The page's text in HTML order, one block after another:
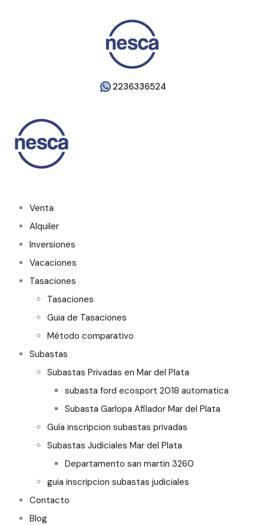
2236336524
Venta
Alquiler
Inversiones
Vacaciones
Tasaciones
Tasaciones
Guia de Tasaciones
Método comparativo
Subastas
Subastas Privadas en Mar del Plata
subasta ford ecosport 2018 automatica
Subasta Garlopa Afilador Mar del Plata
Guía inscripcion subastas privadas
Subastas Judiciales Mar del Plata
Departamento san martin 3260
guia inscripcion subastas judiciales
Contacto
Blog